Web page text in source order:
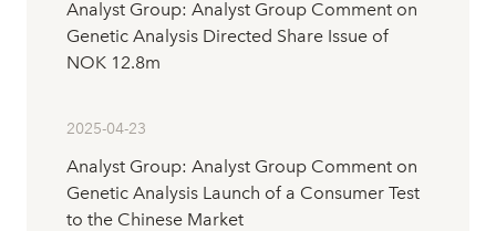
Analyst Group: Analyst Group Comment on
Genetic Analysis Directed Share Issue of
NOK 12.8m
2025-04-23
Analyst Group: Analyst Group Comment on
Genetic Analysis Launch of a Consumer Test
to the Chinese Market